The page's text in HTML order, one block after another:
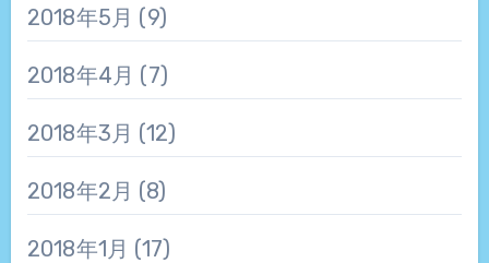
2018年5月 (9)
2018年4月 (7)
2018年3月 (12)
2018年2月 (8)
2018年1月 (17)